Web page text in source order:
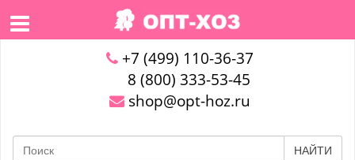
+7 (499) 110-36-37
8 (800) 333-53-45
shop@opt-hoz.ru
НАЙТИ